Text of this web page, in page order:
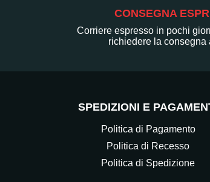
CONSEGNA
Corriere espresso in pochi
richiedere la consegna
SPEDIZIONI E
Politica di Pagamento
Politica di Recesso
Politica di Spedizione